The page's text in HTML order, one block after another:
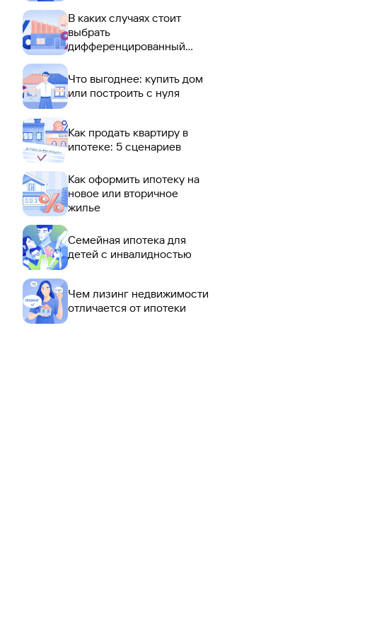
В каких случаях стоит
выбрать
дифференцированный
Что выгоднее: купить дом
или построить с нуля
Как продать квартиру в
ипотеке: 5 сценариев
Как оформить ипотеку на
новое или вторичное
жилье
Семейная ипотека для
детей с инвалидностью
Чем лизинг недвижимости
отличается от ипотеки